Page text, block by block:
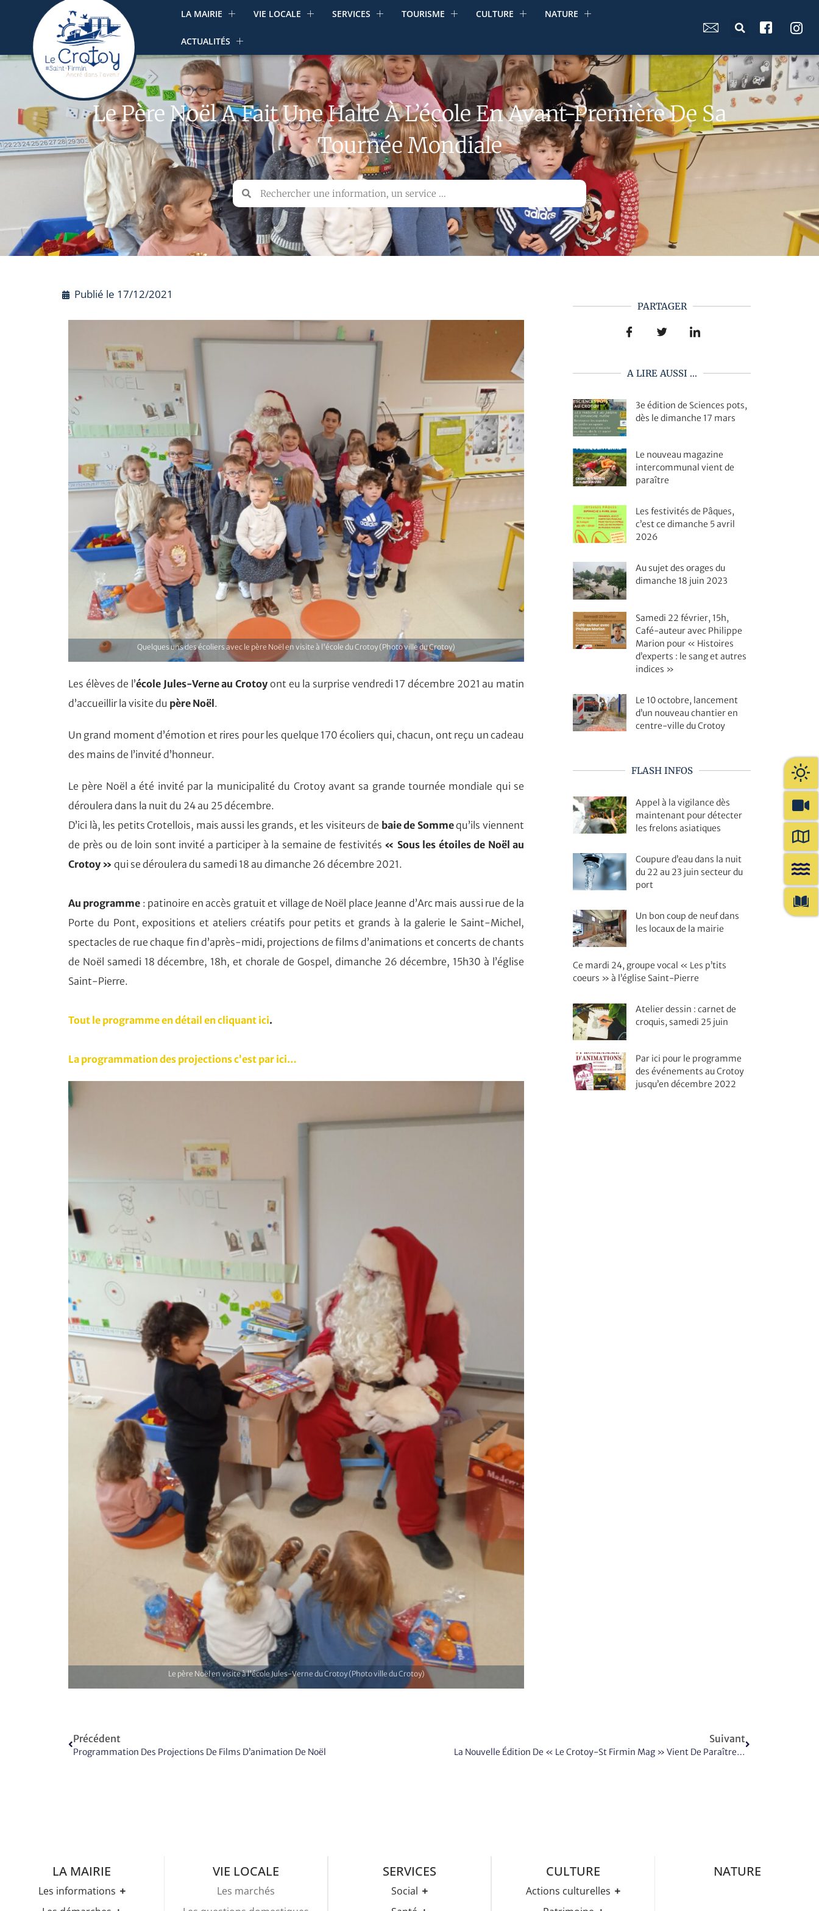
LA MAIRIE VIE LOCALE SERVICES TOURISME CULTURE NATURE
ACTUALITÉS
Le Père Noël A Fait Une Halte À L’école En Avant-Première De Sa
Tournée Mondiale
Publié le 17/12/2021
Quelques uns des écoliers avec le père Noël en visite à l'école du Crotoy (Photo ville du Crotoy)
Les élèves de l’école Jules-Verne au Crotoy ont eu la surprise vendredi 17 décembre 2021 au matin
d’accueillir la visite du père Noël .
Un grand moment d’émotion et rires pour les quelque 170 écoliers qui, chacun, ont reçu un cadeau
des mains de l’invité d’honneur.
Le père Noël a été invité par la municipalité du Crotoy avant sa grande tournée mondiale qui se
déroulera dans la nuit du 24 au 25 décembre.
D’ici là, les petits Crotellois, mais aussi les grands, et les visiteurs de baie de Sommequ’ils viennent
de près ou de loin sont invité a participer à la semaine de festivités « Sous les étoiles de Noël au
Crotoy » qui se déroulera du samedi 18 au dimanche 26 décembre 2021.
Au programme : patinoire en accès gratuit et village de Noël place Jeanne d’Arc mais aussi rue de la
Porte du Pont, expositions et ateliers créatifs pour petits et grands à la galerie le Saint-Michel,
spectacles de rue chaque fin d’après-midi, projections de films d’animations et concerts de chants
de Noël samedi 18 décembre, 18h, et chorale de Gospel, dimanche 26 décembre, 15h30 à l’église
Saint-Pierre.
Tout le programme en détail en cliquant ici.
La programmation des projections c’est par ici…
Le père Noël en visite à l'école Jules-Verne du Crotoy (Photo ville du Crotoy)
PARTAGER
A LIRE AUSSI ...
3e édition de Sciences pots,
dès le dimanche 17 mars
Le nouveau magazine
intercommunal vient de
paraître
Les festivités de Pâques,
c’est ce dimanche 5 avril
2026
Au sujet des orages du
dimanche 18 juin 2023
Samedi 22 février, 15h,
Café-auteur avec Philippe
Marion pour « Histoires
d’experts : le sang et autres
indices »
Le 10 octobre, lancement
d’un nouveau chantier en
centre-ville du Crotoy
FLASH INFOS
Appel à la vigilance dès
maintenant pour détecter
les frelons asiatiques
Coupure d’eau dans la nuit
du 22 au 23 juin secteur du
port
Un bon coup de neuf dans
les locaux de la mairie
Ce mardi 24, groupe vocal « Les p’tits
coeurs » à l’église Saint-Pierre
Atelier dessin : carnet de
croquis, samedi 25 juin
Par ici pour le programme
des événements au Crotoy
jusqu’en décembre 2022
Précédent
Programmation Des Projections De Films D’animation De Noël
Suivant
La Nouvelle Édition De « Le Crotoy-St Firmin Mag » Vient De Paraître…
LA MAIRIE
Les informations
Les horaires
VIE LOCALE
Les marchés
SERVICES
Social
CCAS
CULTURE
Actions culturelles
Médiathèque
NATURE